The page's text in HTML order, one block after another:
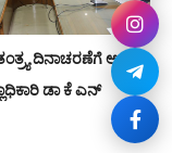
ದಿನಾಚರಣೆಗೆ ಅಗತ್ಯ
ಡಾ ಕೆ ಎನ್